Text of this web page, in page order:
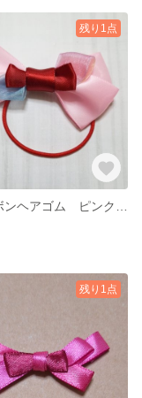
残り1点
残り1点